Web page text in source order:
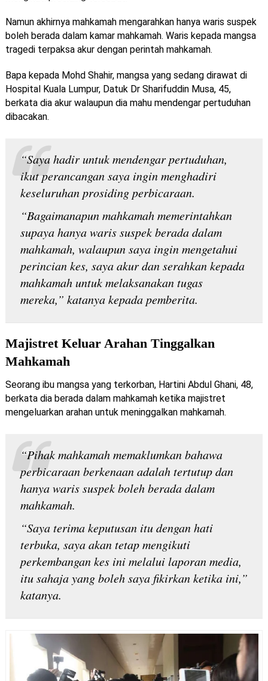
Namun akhirnya mahkamah mengarahkan hanya waris suspek
boleh berada dalam kamar mahkamah. Waris kepada mangsa
tragedi terpaksa akur dengan perintah mahkamah.
Bapa kepada Mohd Shahir, mangsa yang sedang dirawat di
Hospital Kuala Lumpur, Datuk Dr Sharifuddin Musa, 45,
berkata dia akur walaupun dia mahu mendengar pertuduhan
dibacakan.
“Saya hadir untuk mendengar pertuduhan,
ikut perancangan saya ingin menghadiri
keseluruhan prosiding perbicaraan.
“Bagaimanapun mahkamah memerintahkan
supaya hanya waris suspek berada dalam
mahkamah, walaupun saya ingin mengetahui
perincian kes, saya akur dan serahkan kepada
mahkamah untuk melaksanakan tugas
mereka,” katanya kepada pemberita.
Majistret Keluar Arahan Tinggalkan
Mahkamah
Seorang ibu mangsa yang terkorban, Hartini Abdul Ghani, 48,
berkata dia berada dalam mahkamah ketika majistret
mengeluarkan arahan untuk meninggalkan mahkamah.
“Pihak mahkamah memaklumkan bahawa
perbicaraan berkenaan adalah tertutup dan
hanya waris suspek boleh berada dalam
mahkamah.
“Saya terima keputusan itu dengan hati
terbuka, saya akan tetap mengikuti
perkembangan kes ini melalui laporan media,
itu sahaja yang boleh saya fikirkan ketika ini,”
katanya.